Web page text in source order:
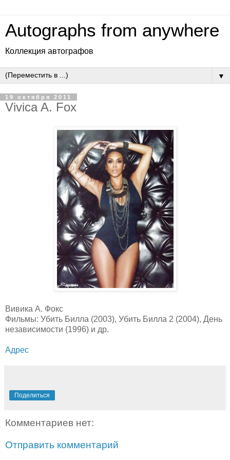
Autographs from anywhere
Коллекция автографов
▼
19 октября 2011
Vivica A. Fox
Вивика А. Фокс
Фильмы: Убить Билла (2003), Убить Билла 2 (2004), День
независимости (1996) и др.
Адрес
Поделиться
Комментариев нет:
Отправить комментарий